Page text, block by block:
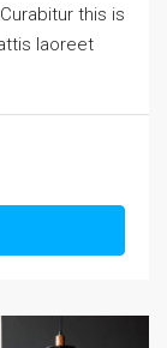
this is
laoreet